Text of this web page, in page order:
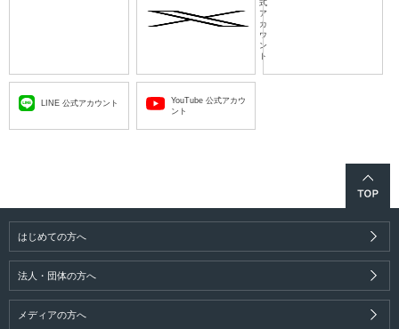
式
ア
カ
ウ
ン
ト
LINE 公式アカウント
YouTube 公式アカウ
ント
はじめての方へ
法人・団体の方へ
メディアの方へ